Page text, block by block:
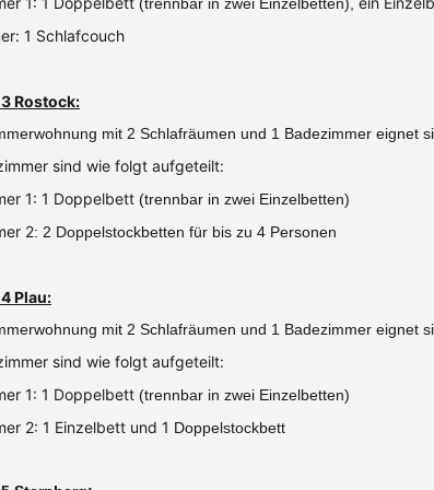
(trennbar in zwei Einzelbetten),
1 Schlafcouch
Rostock:
mit 2 Schlafräumen und 1 Badezimmer eignet
sind wie folgt aufgeteilt:
1: 1 Doppelbett (trennbar in zwei Einzelbetten)
2: 2 Doppelstockbetten für bis zu 4 Personen
Plau:
mit 2 Schlafräumen und 1 Badezimmer eignet
sind wie folgt aufgeteilt:
1: 1 Doppelbett (trennbar in zwei Einzelbetten)
2: 1 Einzelbett und 1 Doppelstockbett